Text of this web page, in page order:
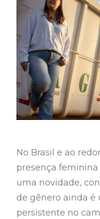
No Brasil e ao
presença
uma novidade,
de gênero ainda é
persistente no